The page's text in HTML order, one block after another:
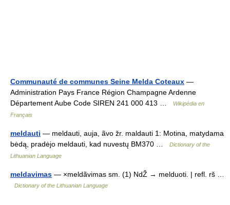
Communauté de communes Seine Melda Coteaux —
Administration Pays France Région Champagne Ardenne
Département Aube Code SIREN 241 000 413 …
Wikipédia en
Français
meldauti — meldauti, auja, ãvo žr. maldauti 1: Motina, matydama
bėdą, pradėjo meldauti, kad nuvestų BM370 …
Dictionary of the
Lithuanian Language
meldavimas — ×meldãvimas sm. (1) NdŽ → melduoti. | refl. rš …
Dictionary of the Lithuanian Language